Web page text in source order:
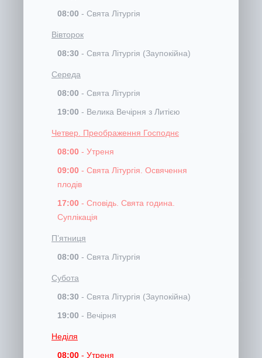
08:00 - Свята Літургія
Вівторок
08:30 - Свята Літургія (Заупокійна)
Середа
08:00 - Свята Літургія
19:00 - Велика Вечірня з Литією
Четвер . Преображення Господнє
08:00 - Утреня
09:00 - Свята Літургія. Освячення
плодів
17:00 - Сповідь. Свята година.
Суплікація
Пʼятниця
08:00 - Свята Літургія
Субота
08:30 - Свята Літургія (Заупокійна)
19:00 - Вечірня
Неділя
08:00 - Утреня